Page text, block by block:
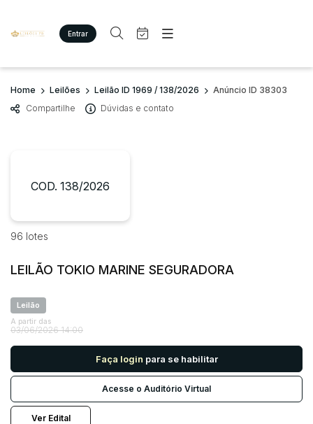
Entrar
Criar conta Entrar
Site
Agenda
Quem Somos
Imóveis
Veículos
Carros
Utilitário
Busca por palavra-chave
Bairro
Judiciais Extrajudiciais
R$
Quem Somos
Home Leilões Leilão ID 1969 / 138/2026
Anúncio ID 38303
Compartilhe
Dúvidas e contato
COD. 138/2026
96 lotes
LEILÃO TOKIO MARINE SEGURADORA
Leilão
A partir das
03/06/2026 14:00
Faça login para se habilitar
Acesse o Auditório Virtual
Ver Edital